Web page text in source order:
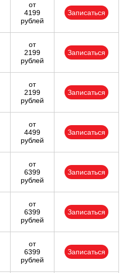
от
4199
рублей
Записаться
от
2199
рублей
Записаться
от
2199
рублей
Записаться
от
4499
рублей
Записаться
от
6399
рублей
Записаться
от
6399
рублей
Записаться
от
6399
рублей
Записаться